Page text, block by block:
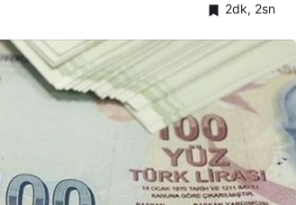
2dk, 2sn